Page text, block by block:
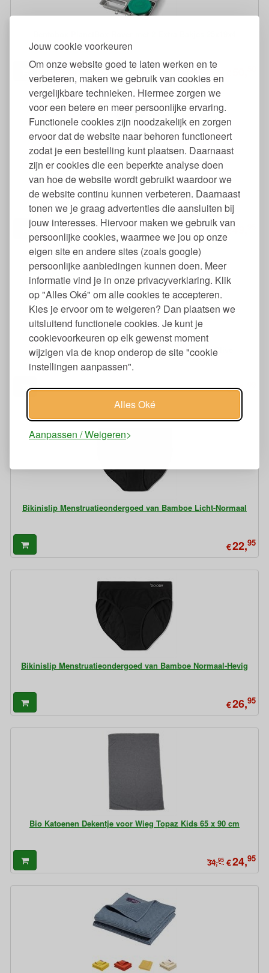
Jouw cookie voorkeuren
Om onze website goed te laten werken en te
verbeteren, maken we gebruik van cookies en
vergelijkbare technieken. Hiermee zorgen we
voor een betere en meer persoonlijke ervaring.
Functionele cookies zijn noodzakelijk en zorgen
ervoor dat de website naar behoren functioneert
zodat je een bestelling kunt plaatsen. Daarnaast
zijn er cookies die een beperkte analyse doen
van hoe de website wordt gebruikt waardoor we
de website continu kunnen verbeteren. Daarnaast
tonen we je graag advertenties die aansluiten bij
jouw interesses. Hiervoor maken we gebruik van
persoonlijke cookies, waarmee we jou op onze
eigen site en andere sites (zoals google)
persoonlijke aanbiedingen kunnen doen. Meer
informatie vind je in onze privacyverklaring. Klik
op "Alles Oké" om alle cookies te accepteren.
Kies je ervoor om te weigeren? Dan plaatsen we
uitsluitend functionele cookies. Je kunt je
cookievoorkeuren op elk gewenst moment
wijzigen via de knop onderop de site "cookie
instellingen aanpassen".
Alles Oké
Aanpassen / Weigeren
Bentobox PlanetBox Shuttle met Extra Bakje 20x13x5
49,
Bestek Set van Biologisch Bamboe met Rietje - Olive
€11,
Bikinislip Menstruatieondergoed van Bamboe Licht-Normaal
€22,95
Bikinislip Menstruatieondergoed van Bamboe Normaal-Hevig
€26,95
Bio Katoenen Dekentje voor Wieg Topaz Kids 65 x 90 cm
34,95 €24,95